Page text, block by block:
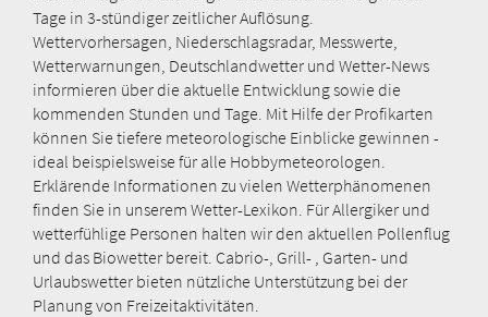
Tage in 3-stündiger zeitlicher Auflösung.
Wettervorhersagen, Niederschlagsradar, Messwerte,
Wetterwarnungen, Deutschlandwetter und Wetter-News
informieren über die aktuelle Entwicklung sowie die
kommenden Stunden und Tage. Mit Hilfe der Profikarten
können Sie tiefere meteorologische Einblicke gewinnen -
ideal beispielsweise für alle Hobbymeteorologen.
Erklärende Informationen zu vielen Wetterphänomenen
finden Sie in unserem Wetter-Lexikon. Für Allergiker und
wetterfühlige Personen halten wir den aktuellen Pollenflug
und das Biowetter bereit. Cabrio-, Grill- , Garten- und
Urlaubswetter bieten nützliche Unterstützung bei der
Planung von Freizeitaktivitäten.